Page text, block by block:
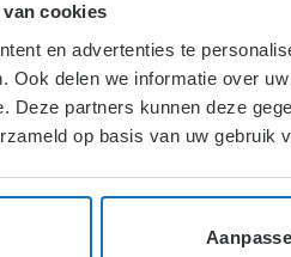
cookies
en advertenties te
Ook delen we informatie over
Deze partners kunnen deze
op basis van uw gebruik
tussen afdelingen, via
worden
projectmanager,